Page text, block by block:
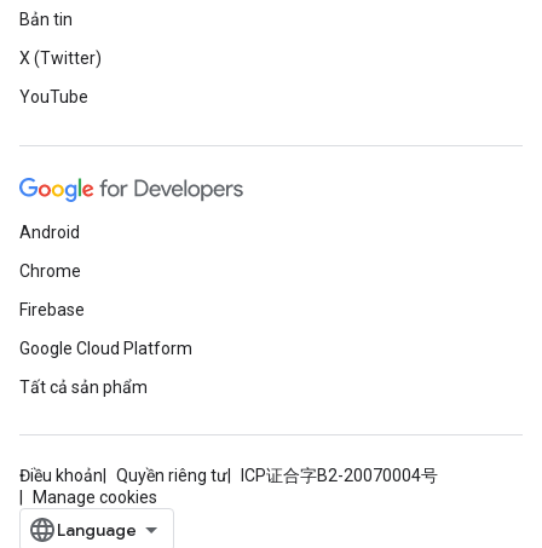
Bản tin
X (Twitter)
YouTube
Android
Chrome
Firebase
Google Cloud Platform
Tất cả sản phẩm
Điều khoản Quyền riêng tư
ICP证合字B2-20070004号
Manage cookies